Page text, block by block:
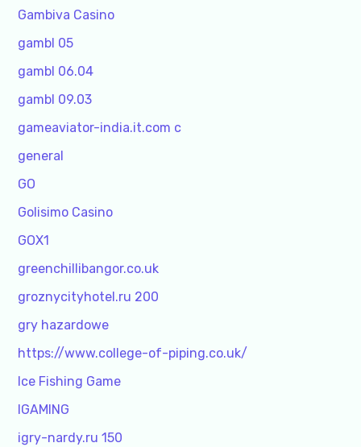
Gambiva Casino
gambl 05
gambl 06.04
gambl 09.03
gameaviator-india.it.com c
general
GO
Golisimo Casino
GOX1
greenchillibangor.co.uk
groznycityhotel.ru 200
gry hazardowe
https://www.college-of-piping.co.uk/
Ice Fishing Game
IGAMING
igry-nardy.ru 150